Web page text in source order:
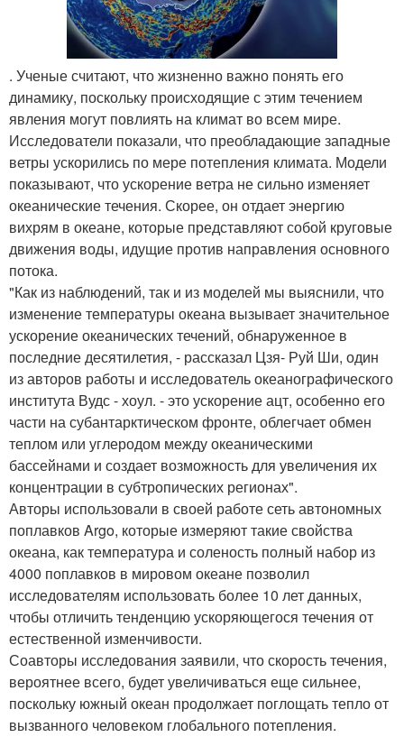
. Ученые считают, что жизненно важно понять его
динамику, поскольку происходящие с этим течением
явления могут повлиять на климат во всем мире.
Исследователи показали, что преобладающие западные
ветры ускорились по мере потепления климата. Модели
показывают, что ускорение ветра не сильно изменяет
океанические течения. Скорее, он отдает энергию
вихрям в океане, которые представляют собой круговые
движения воды, идущие против направления основного
потока.
"Как из наблюдений, так и из моделей мы выяснили, что
изменение температуры океана вызывает значительное
ускорение океанических течений, обнаруженное в
последние десятилетия, - рассказал Цзя- Руй Ши, один
из авторов работы и исследователь океанографического
института Вудс - хоул. - это ускорение ацт, особенно его
части на субантарктическом фронте, облегчает обмен
теплом или углеродом между океаническими
бассейнами и создает возможность для увеличения их
концентрации в субтропических регионах".
Авторы использовали в своей работе сеть автономных
поплавков Argo, которые измеряют такие свойства
океана, как температура и соленость полный набор из
4000 поплавков в мировом океане позволил
исследователям использовать более 10 лет данных,
чтобы отличить тенденцию ускоряющегося течения от
естественной изменчивости.
Соавторы исследования заявили, что скорость течения,
вероятнее всего, будет увеличиваться еще сильнее,
поскольку южный океан продолжает поглощать тепло от
вызванного человеком глобального потепления.